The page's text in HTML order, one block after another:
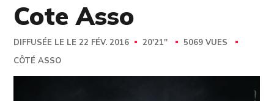
Cote Asso
DIFFUSÉE LE LE 22 FÉV. 2016 20'21''
5069 VUES
CÔTÉ ASSO